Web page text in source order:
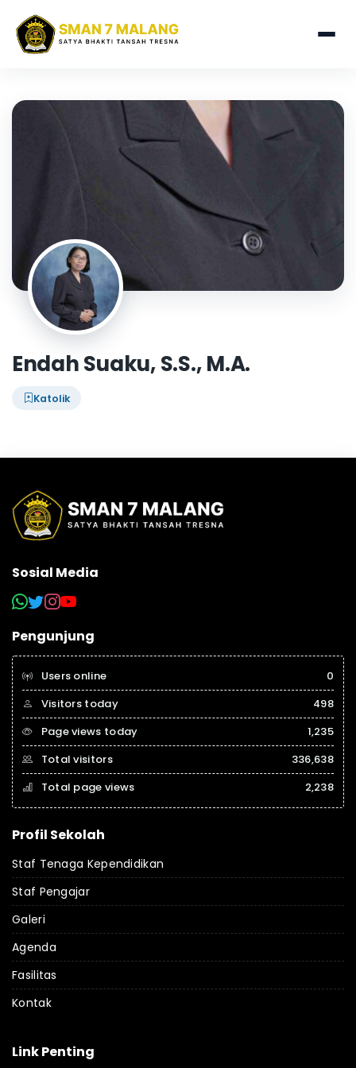
Endah Suaku, S.S., M.A.
Katolik
Sosial Media
Pengunjung
Users online
0
Visitors today
498
Page views today
1,235
Total visitors
336,638
Total page views
2,238
Profil Sekolah
Staf Tenaga Kependidikan
Staf Pengajar
Galeri
Agenda
Fasilitas
Kontak
Link Penting